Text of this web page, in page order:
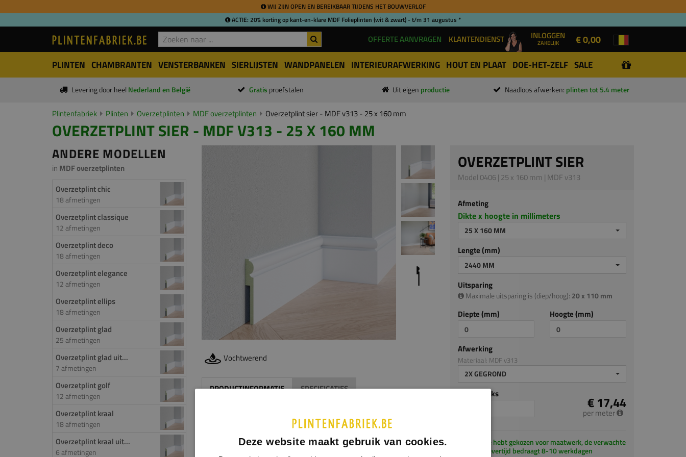
WIJ ZIJN OPEN EN BEREIKBAAR TIJDENS HET BOUWVERLOF
ACTIE: 20% korting op kant-en-klare MDF Folieplinten (wit & zwart) - t/m 31 augustus *
OFFERTE AANVRAGEN KLANTENDIENST INLOGGEN
ZAKELIJK € 0,00
PLINTEN CHAMBRANTEN VENSTERBANKEN SIERLIJSTEN WANDPANELEN INTERIEURAFWERKING HOUT EN PLAAT DOE-HET-ZELF SALE
Levering door heel Nederland en België Gratis proefstalen Uit eigen productie Naadloos afwerken: plinten tot 5.4 meter
Plintenfabriek Plinten Overzetplinten MDF overzetplinten Overzetplint sier - MDF v313 - 25 x 160 mm
OVERZETPLINT SIER - MDF V313 - 25 X 160 MM
ANDERE MODELLEN
in MDF overzetplinten
Overzetplint chic
18 afmetingen
Overzetplint classique
12 afmetingen
Overzetplint deco
18 afmetingen
Overzetplint elegance
12 afmetingen
Overzetplint ellips
18 afmetingen
Overzetplint glad
25 afmetingen
Overzetplint glad uit...
7 afmetingen
Overzetplint golf
12 afmetingen
Overzetplint kraal
18 afmetingen
Overzetplint kraal uit...
6 afmetingen
Vochtwerend
PRODUCTINFORMATIE SPECIFICATIES
de overzetplint gemakkelijk over de oude plint heen geplaatst
worden. De afmetingen van de gewenste uitsparing geeft u aan in
het formulier hiernaast. Houd hierbij rekening met de maximale
OVERZETPLINT SIER
Model 0406 | 25 x 160 mm | MDF v313
Afmeting
Dikte x hoogte in millimeters
25 X 160 MM
Lengte (mm)
2440 MM
Uitsparing
Maximale uitsparing is (diep/hoog): 20 x 110 mm
Diepte (mm) Hoogte (mm)
Afwerking
Materiaal: MDF v313
2X GEGROND
Aantal stuks € 17,44
per meter
Je hebt gekozen voor maatwerk, de verwachte
levertijd bedraagt 8-10 werkdagen
Deze website maakt gebruik van cookies.